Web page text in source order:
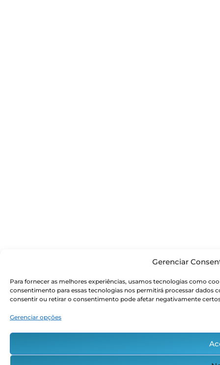
Gerenciar
Para fornecer as melhores experiências, usamos tecnologias como
consentimento para essas tecnologias nos permitirá processar
consentir ou retirar o consentimento pode afetar negativamente
Gerenciar opções